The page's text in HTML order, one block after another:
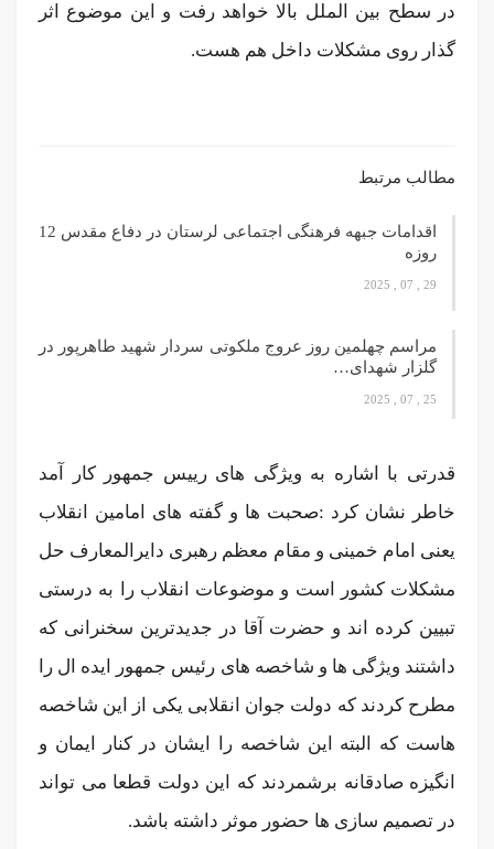
در سطح بین الملل بالا خواهد رفت و این موضوع اثر
گذار روی مشکلات داخل هم هست.
مطالب مرتبط
اقدامات جبهه فرهنگی اجتماعی لرستان در دفاع مقدس 12
روزه
29 , 07 , 2025
مراسم چهلمین روز عروج ملکوتی سردار شهید طاهرپور در
گلزار شهدای…
25 , 07 , 2025
قدرتی با اشاره به ویژگی های رییس جمهور کار آمد
خاطر نشان کرد :صحبت ها و گفته های امامین انقلاب
یعنی امام خمینی و مقام معظم رهبری دایرالمعارف حل
مشکلات کشور است و موضوعات انقلاب را به درستی
تبیین کرده اند و حضرت آقا در جدیدترین سخنرانی که
داشتند ویژگی ها و شاخصه های رئیس جمهور ایده ال را
مطرح کردند که دولت جوان انقلابی یکی از این شاخصه
هاست که البته این شاخصه را ایشان در کنار ایمان و
انگیزه صادقانه برشمردند که این دولت قطعا می تواند
در تصمیم سازی ها حضور موثر داشته باشد.